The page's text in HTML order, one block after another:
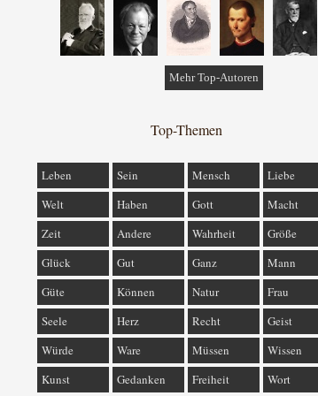
Mehr Top-Autoren
Top-Themen
Leben Sein Mensch
Liebe
Welt
Haben Gott
Macht
Zeit
Andere Wahrheit
Größe
Glück
Gut Ganz
Mann
Güte
Können Natur
Frau
Seele
Herz Recht
Geist
Würde
Ware Müssen
Wissen
Kunst
Gedanken Freiheit Wort